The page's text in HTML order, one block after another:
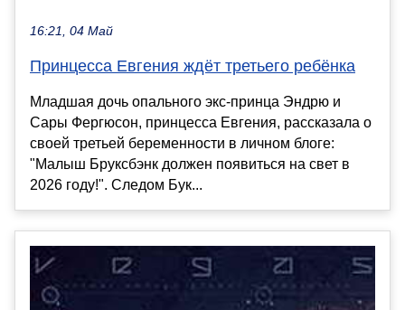
16:21, 04 Май
Принцесса Евгения ждёт третьего ребёнка
Младшая дочь опального экс-принца Эндрю и
Сары Фергюсон, принцесса Евгения, рассказала о
своей третьей беременности в личном блоге:
"Малыш Бруксбэнк должен появиться на свет в
2026 году!". Следом Бук...